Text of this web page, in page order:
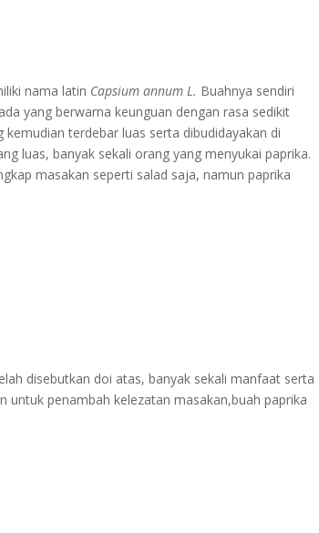
nama latin Capsium annum L. Buahnya sendiri
yang berwarna keunguan dengan rasa sedikit
terdebar luas serta dibudidayakan di
luas, banyak sekali orang yang menyukai paprika.
masakan seperti salad saja, namun paprika
disebutkan doi atas, banyak sekali manfaat serta
untuk penambah kelezatan masakan,buah paprika